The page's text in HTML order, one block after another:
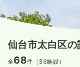
仙台市太白区
全68件（36施設）